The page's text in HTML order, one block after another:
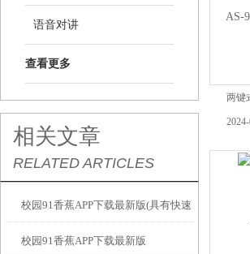
语音对讲
查看更多
相关文章
RELATED ARTICLES
校园91香蕉APP下载最新版(具有快速
响应和准确性)
校园91香蕉APP下载最新版
两键
2024-